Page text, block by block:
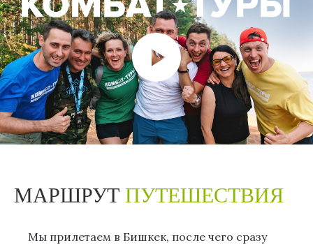
МАРШРУТ ПУТЕШЕСТВИЯ
Мы прилетаем в Бишкек, после чего сразу